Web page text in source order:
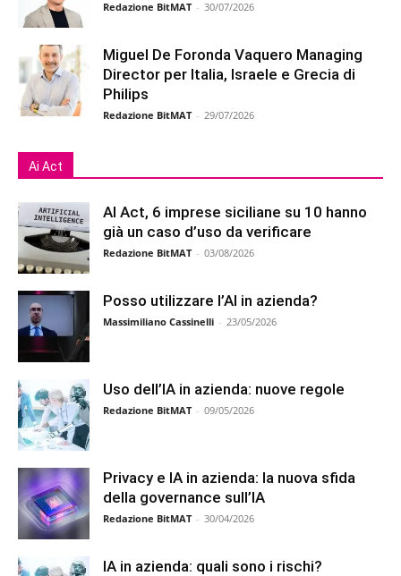
Redazione BitMAT - 30/07/2026
Miguel De Foronda Vaquero Managing
Director per Italia, Israele e Grecia di
Philips
Redazione BitMAT - 29/07/2026
Ai Act
AI Act, 6 imprese siciliane su 10 hanno
già un caso d’uso da verificare
Redazione BitMAT - 03/08/2026
Posso utilizzare l’AI in azienda?
Massimiliano Cassinelli - 23/05/2026
Uso dell’IA in azienda: nuove regole
Redazione BitMAT - 09/05/2026
Privacy e IA in azienda: la nuova sfida
della governance sull’IA
Redazione BitMAT - 30/04/2026
IA in azienda: quali sono i rischi?